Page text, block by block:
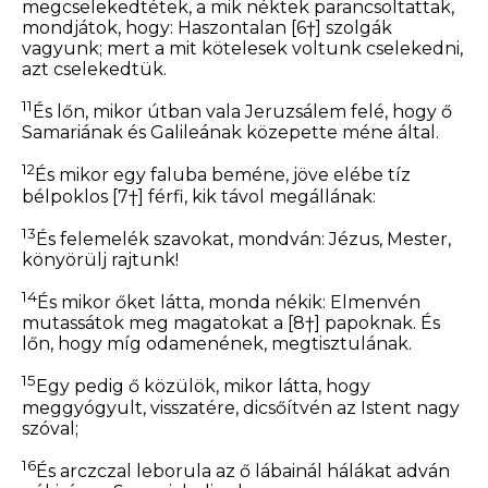
megcselekedtétek, a mik néktek parancsoltattak,
mondjátok, hogy: Haszontalan [6†] szolgák
vagyunk; mert a mit kötelesek voltunk cselekedni,
azt cselekedtük.
11 És lőn, mikor útban vala Jeruzsálem felé, hogy ő
Samariának és Galileának közepette méne által.
12És mikor egy faluba beméne, jöve elébe tíz
bélpoklos [7†] férfi, kik távol megállának:
13És felemelék szavokat, mondván: Jézus, Mester,
könyörülj rajtunk!
14És mikor őket látta, monda nékik: Elmenvén
mutassátok meg magatokat a [8†] papoknak. És
lőn, hogy míg odamenének, megtisztulának.
15 Egy pedig ő közülök, mikor látta, hogy
meggyógyult, visszatére, dicsőítvén az Istent nagy
szóval;
16És arczczal leborula az ő lábainál hálákat adván